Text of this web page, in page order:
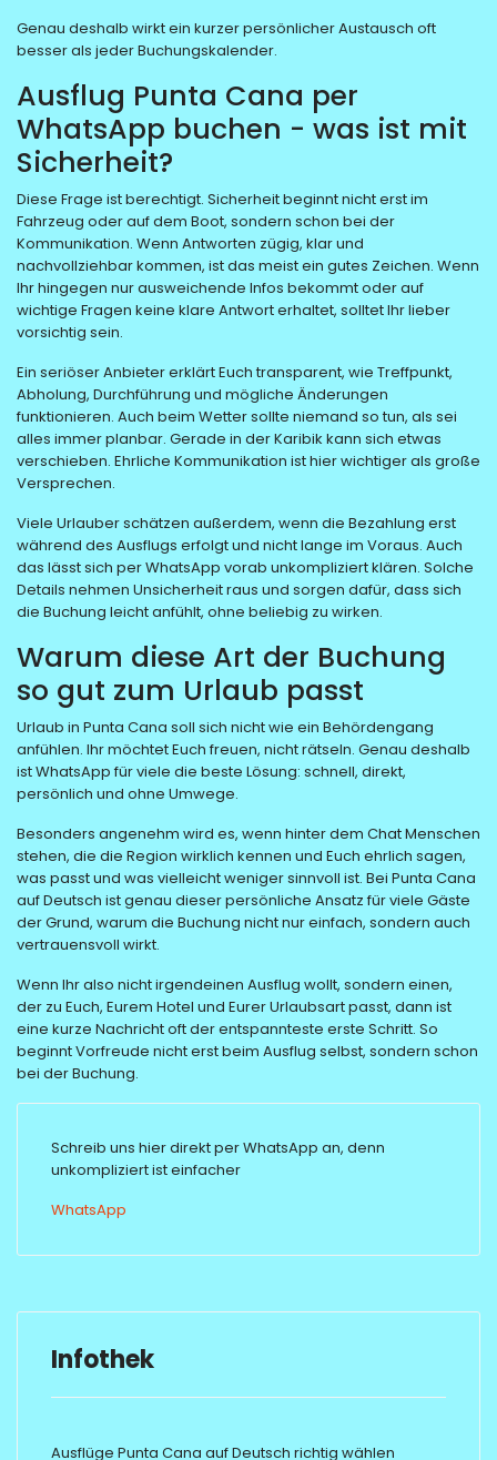
Genau deshalb wirkt ein kurzer persönlicher Austausch oft
besser als jeder Buchungskalender.
Ausflug Punta Cana per
WhatsApp buchen - was ist mit
Sicherheit?
Diese Frage ist berechtigt. Sicherheit beginnt nicht erst im
Fahrzeug oder auf dem Boot, sondern schon bei der
Kommunikation. Wenn Antworten zügig, klar und
nachvollziehbar kommen, ist das meist ein gutes Zeichen. Wenn
Ihr hingegen nur ausweichende Infos bekommt oder auf
wichtige Fragen keine klare Antwort erhaltet, solltet Ihr lieber
vorsichtig sein.
Ein seriöser Anbieter erklärt Euch transparent, wie Treffpunkt,
Abholung, Durchführung und mögliche Änderungen
funktionieren. Auch beim Wetter sollte niemand so tun, als sei
alles immer planbar. Gerade in der Karibik kann sich etwas
verschieben. Ehrliche Kommunikation ist hier wichtiger als große
Versprechen.
Viele Urlauber schätzen außerdem, wenn die Bezahlung erst
während des Ausflugs erfolgt und nicht lange im Voraus. Auch
das lässt sich per WhatsApp vorab unkompliziert klären. Solche
Details nehmen Unsicherheit raus und sorgen dafür, dass sich
die Buchung leicht anfühlt, ohne beliebig zu wirken.
Warum diese Art der Buchung
so gut zum Urlaub passt
Urlaub in Punta Cana soll sich nicht wie ein Behördengang
anfühlen. Ihr möchtet Euch freuen, nicht rätseln. Genau deshalb
ist WhatsApp für viele die beste Lösung: schnell, direkt,
persönlich und ohne Umwege.
Besonders angenehm wird es, wenn hinter dem Chat Menschen
stehen, die die Region wirklich kennen und Euch ehrlich sagen,
was passt und was vielleicht weniger sinnvoll ist. Bei Punta Cana
auf Deutsch ist genau dieser persönliche Ansatz für viele Gäste
der Grund, warum die Buchung nicht nur einfach, sondern auch
vertrauensvoll wirkt.
Wenn Ihr also nicht irgendeinen Ausflug wollt, sondern einen,
der zu Euch, Eurem Hotel und Eurer Urlaubsart passt, dann ist
eine kurze Nachricht oft der entspannteste erste Schritt. So
beginnt Vorfreude nicht erst beim Ausflug selbst, sondern schon
bei der Buchung.
Schreib uns hier direkt per WhatsApp an, denn
unkompliziert ist einfacher
WhatsApp
Infothek
Ausflüge Punta Cana auf Deutsch richtig wählen